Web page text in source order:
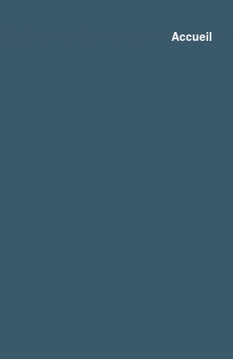
| Cuisines Salle de bain Rangement
Accueil